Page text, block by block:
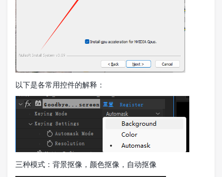
以下是各常用控件的解释：
三种模式：背景抠像，颜色抠像，自动抠像